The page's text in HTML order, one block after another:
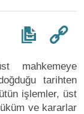
mahkemeye
tarihten
işlemler, üst
ve kararlar